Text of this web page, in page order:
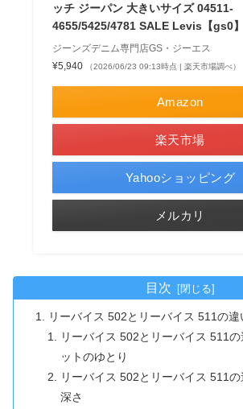
ッチ ジーパン 大きいサイズ 04511-
4655/5425/4781 SALE Levis【gs0】
ジーンズデニム専門店GS・ジーエス
¥5,940
（2026/06/23 09:13時点 | 楽天市場調べ）
Amazon
楽天市場
Yahooショッピング
メルカリ
目次
リーバイス 502とリーバイス 511の違
リーバイス 502とリーバイス 511
ットのゆとり
リーバイス 502とリーバイス 511
深さ